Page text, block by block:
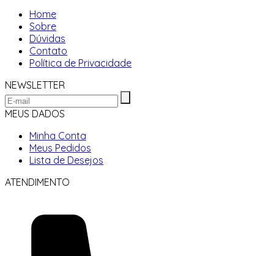
Home
Sobre
Dúvidas
Contato
Política de Privacidade
NEWSLETTER
MEUS DADOS
Minha Conta
Meus Pedidos
Lista de Desejos
ATENDIMENTO